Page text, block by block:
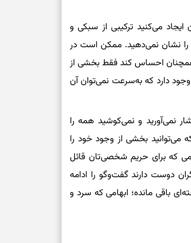
ایجاد می‌کنید ترکیبی از سبکی و
را نشان نمی‌دهید. ممکن است در
همچنان احساس کند فقط بخشی از
دارد که به‌سرعت نمی‌توان آن
نمی‌آورید و نمی‌کوشید همه را
می‌توانید بخشی از وجود خود را
که برای حریم شخصی‌تان قائل
دوست دارند گفت‌وگو را ادامه
باقی مانده؛ ابهامی که سرد و